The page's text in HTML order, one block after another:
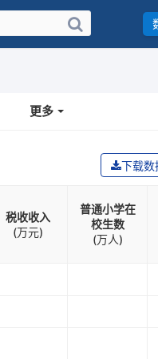
更多
下载数
税收收入
(万元)
普通小学在
校生数
(万人)